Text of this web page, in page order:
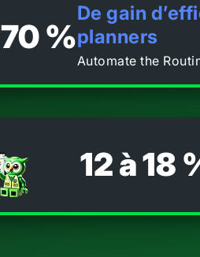
70 %
De gain
planners
Automate the
12 à 18